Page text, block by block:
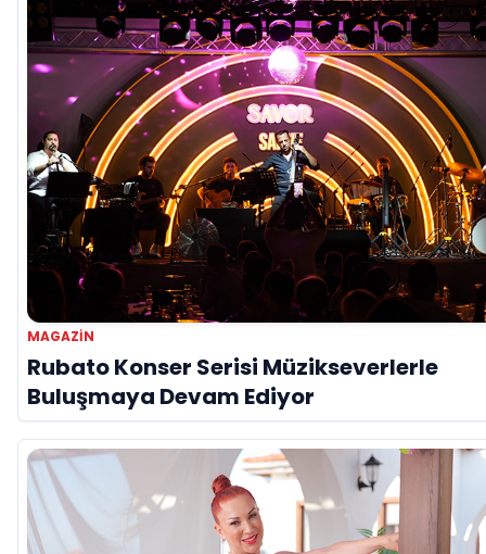
MAGAZİN
Rubato Konser Serisi Müzikseverlerle
Buluşmaya Devam Ediyor